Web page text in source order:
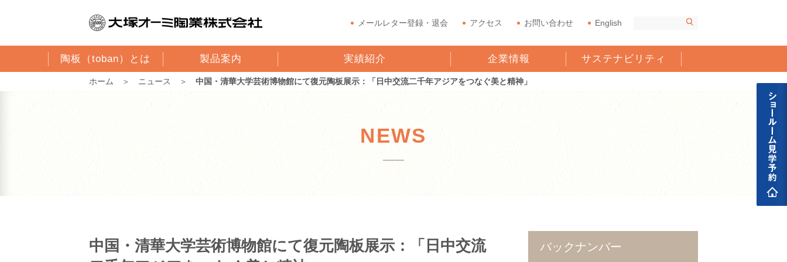
メールレター登録・退会 アクセス お問い合わせ English
陶板（toban）とは 製品案内 実績紹介 企業情報 サステナビリティ
ホーム ＞ ニュース ＞ 中国・清華大学芸術博物館にて復元陶板展示：「日中交流二千年アジアをつなぐ美と精神」
NEWS
中国・清華大学芸術博物館にて復元陶板展示：「日中交流
バックナンバー